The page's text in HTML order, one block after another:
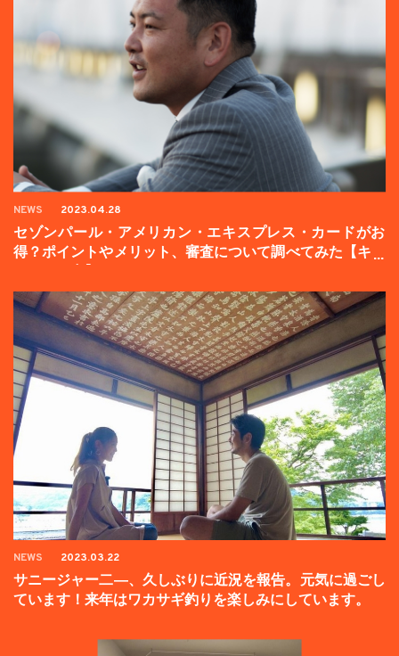
NEWS 2023.04.28
セゾンパール・アメリカン・エキスプレス・カードがお
得？ポイントやメリット、審査について調べてみた【キャ
NEWS 2023.03.22
サニージャー二―、久しぶりに近況を報告。元気に過ごし
ています！来年はワカサギ釣りを楽しみにしています。